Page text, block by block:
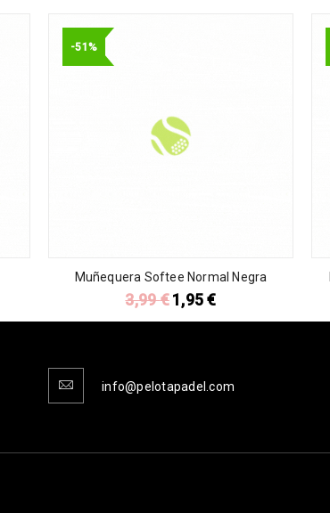
-51%
Muñequera Softee Normal Negra
3,99€1,95€
info@pelotapadel.com